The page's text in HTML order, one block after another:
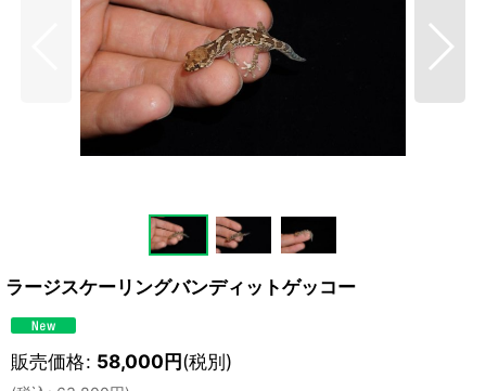
ラージスケーリングバンディットゲッコー
販売価格: 58,000円(税別)